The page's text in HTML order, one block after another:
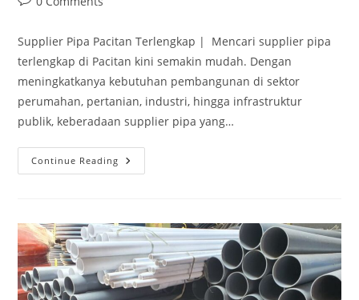
Supplier Pipa Pacitan Terlengkap | Mencari supplier pipa
terlengkap di Pacitan kini semakin mudah. Dengan
meningkatkanya kebutuhan pembangunan di sektor
perumahan, pertanian, industri, hingga infrastruktur
publik, keberadaan supplier pipa yang…
Continue Reading